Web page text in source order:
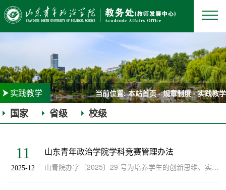
实践教学 当前位置:本站首页-规章制度-实践教学
国家 省级 校级
11
2025-12
山东青年政治学院学科竞赛管理办法
山青院办字〔2025〕29 号为培养学生的创新思维、实践能力和协作精神，促进学生综合素质全面发展，营造校园创新创业氛围，不断提高人才培养质量，学校鼓励师生积极参加各类学科竞赛。为使学科竞赛的组织管理工作规范化、科学化、制度化，发挥二级学院参与学科竞赛的主体作用，促进学科竞赛工作水平提升，结合学校实际，特制定本办法。第一章总则第一条学科竞赛是一种依托学科专业知识，强调理论联系实际的活动。通过竞赛激发学生...